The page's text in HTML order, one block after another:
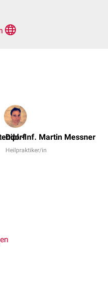
Dipl.-Inf. Martin Messner
Heilpraktiker/in